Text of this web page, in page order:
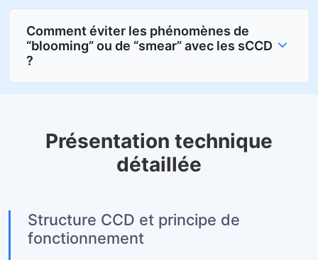
Comment éviter les phénomènes de
“blooming” ou de “smear” avec les sCCD
?
Présentation technique
détaillée
Structure CCD et principe de
fonctionnement